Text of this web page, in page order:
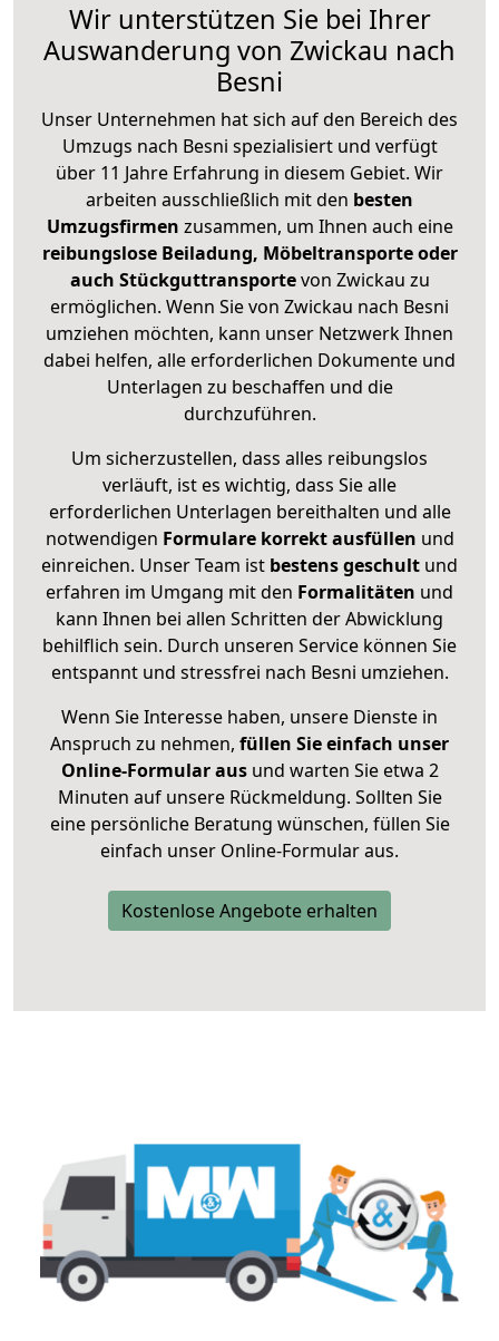
Wir unterstützen Sie bei Ihrer
Auswanderung von Zwickau nach
Besni
Unser Unternehmen hat sich auf den Bereich des
Umzugs nach Besni spezialisiert und verfügt
über 11 Jahre Erfahrung in diesem Gebiet. Wir
arbeiten ausschließlich mit den besten
Umzugsfirmen zusammen, um Ihnen auch eine
reibungslose Beiladung, Möbeltransporte oder
auch Stückguttransportevon Zwickau zu
ermöglichen. Wenn Sie von Zwickau nach Besni
umziehen möchten, kann unser Netzwerk Ihnen
dabei helfen, alle erforderlichen Dokumente und
Unterlagen zu beschaffen und die
durchzuführen.
Um sicherzustellen, dass alles reibungslos
verläuft, ist es wichtig, dass Sie alle
erforderlichen Unterlagen bereithalten und alle
notwendigen Formulare korrekt ausfüllen und
einreichen. Unser Team ist bestens geschult und
erfahren im Umgang mit den Formalitäten und
kann Ihnen bei allen Schritten der Abwicklung
behilflich sein. Durch unseren Service können Sie
entspannt und stressfrei nach Besni umziehen.
Wenn Sie Interesse haben, unsere Dienste in
Anspruch zu nehmen, füllen Sie einfach unser
Online-Formular ausund warten Sie etwa 2
Minuten auf unsere Rückmeldung. Sollten Sie
eine persönliche Beratung wünschen, füllen Sie
einfach unser Online-Formular aus.
Kostenlose Angebote erhalten